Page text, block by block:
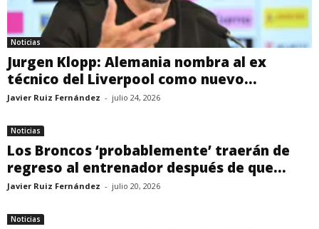
Noticias
Jurgen Klopp: Alemania nombra al ex
técnico del Liverpool como nuevo...
Javier Ruiz Fernández - julio 24, 2026
Noticias
Los Broncos ‘probablemente’ traerán de
regreso al entrenador después de que...
Javier Ruiz Fernández - julio 20, 2026
Noticias